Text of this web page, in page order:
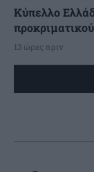
Κύπελλο
13 ώρες πριν